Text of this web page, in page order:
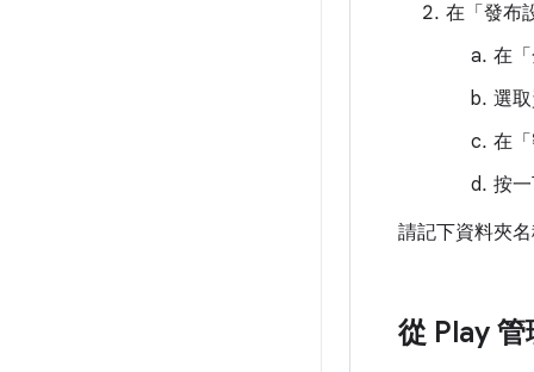
在「發布
在
選
在
按
請記下資料夾
從 Play